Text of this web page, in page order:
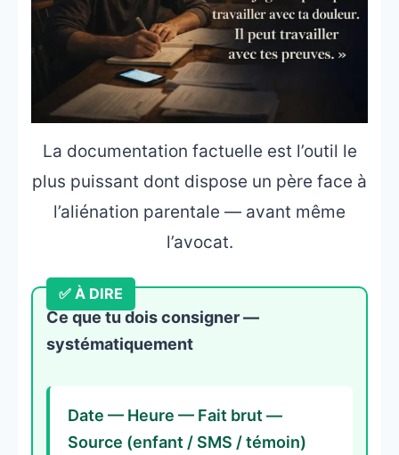
La documentation factuelle est l’outil le
plus puissant dont dispose un père face à
l’aliénation parentale — avant même
l’avocat.
Ce que tu dois consigner —
systématiquement
Date — Heure — Fait brut —
Source (enfant / SMS / témoin)